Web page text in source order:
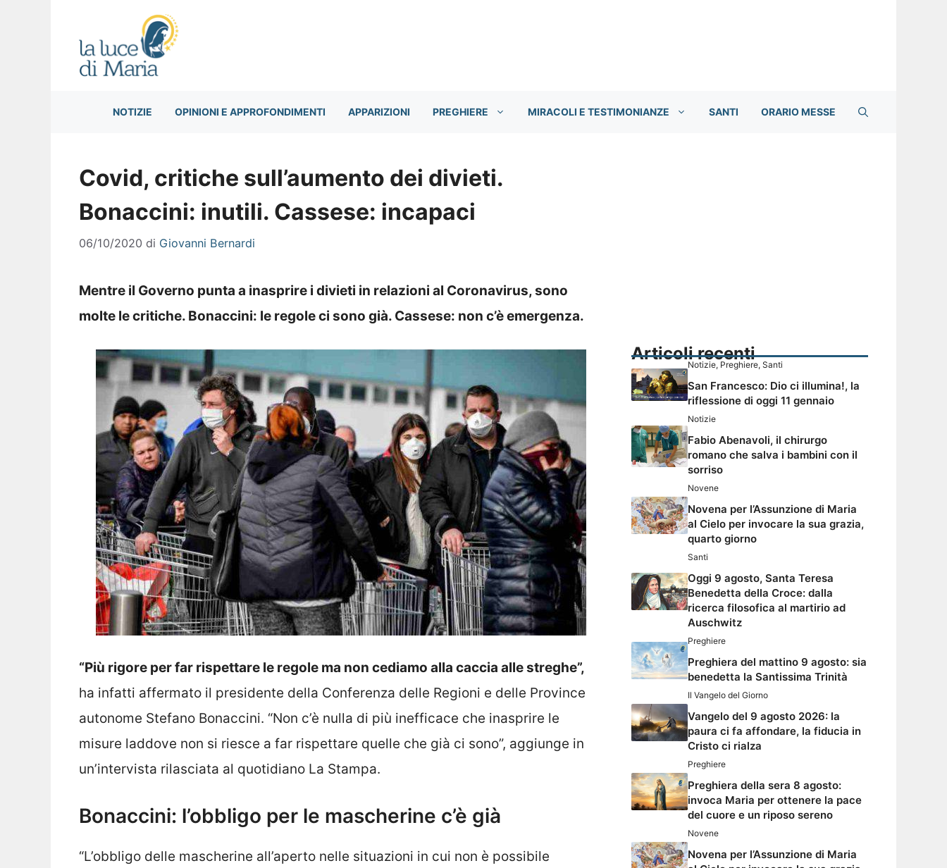
NOTIZIE OPINIONI E APPROFONDIMENTI APPARIZIONI PREGHIERE MIRACOLI E TESTIMONIANZE SANTI ORARIO MESSE
Covid, critiche sull’aumento dei divieti.
Bonaccini: inutili. Cassese: incapaci
06/10/2020 di Giovanni Bernardi
Mentre il Governo punta a inasprire i divieti in relazioni al Coronavirus, sono
molte le critiche. Bonaccini: le regole ci sono già. Cassese: non c’è emergenza.
“Più rigore per far rispettare le regole ma non cediamo alla caccia alle streghe”,
ha infatti affermato il presidente della Conferenza delle Regioni e delle Province
autonome Stefano Bonaccini. “Non c’è nulla di più inefficace che inasprire le
misure laddove non si riesce a far rispettare quelle che già ci sono”, aggiunge in
un’intervista rilasciata al quotidiano La Stampa.
Bonaccini: l’obbligo per le mascherine c’è già
“L’obbligo delle mascherine all’aperto nelle situazioni in cui non è possibile
Articoli recenti
Notizie, Preghiere, Santi
San Francesco: Dio ci illumina!, la
riflessione di oggi 11 gennaio
Notizie
Fabio Abenavoli, il chirurgo
romano che salva i bambini con il
sorriso
Novene
Novena per l’Assunzione di Maria
al Cielo per invocare la sua grazia,
quarto giorno
Santi
Oggi 9 agosto, Santa Teresa
Benedetta della Croce: dalla
ricerca filosofica al martirio ad
Auschwitz
Preghiere
Preghiera del mattino 9 agosto: sia
benedetta la Santissima Trinità
Il Vangelo del Giorno
Vangelo del 9 agosto 2026: la
paura ci fa affondare, la fiducia in
Cristo ci rialza
Preghiere
Preghiera della sera 8 agosto:
invoca Maria per ottenere la pace
del cuore e un riposo sereno
Novene
Novena per l’Assunzione di Maria